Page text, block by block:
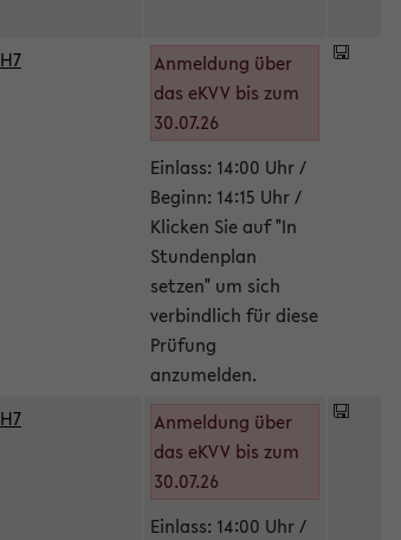
H7
Anmeldung über
das eKVV bis zum
30.07.26
Einlass: 14:00 Uhr /
Beginn: 14:15 Uhr /
Klicken Sie auf "In
Stundenplan
setzen" um sich
verbindlich für diese
Prüfung
anzumelden.
H7
Anmeldung über
das eKVV bis zum
30.07.26
Einlass: 14:00 Uhr /